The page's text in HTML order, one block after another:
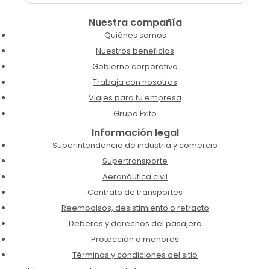
Nuestra compañía
Quiénes somos
Nuestros beneficios
Gobierno corporativo
Trabaja con nosotros
Viajes para tu empresa
Grupo Éxito
Información legal
Superintendencia de industria y comercio
Supertransporte
Aeronáutica civil
Contrato de transportes
Reembolsos, desistimiento o retracto
Deberes y derechos del pasajero
Protección a menores
Términos y condiciones del sitio